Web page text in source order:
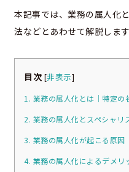
本記事では、業務の属人化
法などとあわせて解説します
目次 [非表示]
1. 業務の属人化とは｜特定の
2. 業務の属人化とスペシャリ
3. 業務の属人化が起こる原因
4. 業務の属人化によるデメリ